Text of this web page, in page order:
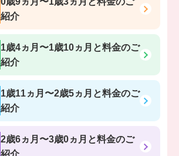
紹介
1歳4ヵ月〜1歳10ヵ月 と料金のご
紹介
1歳11ヵ月〜2歳5ヵ月 と料金のご
紹介
2歳6ヵ月〜3歳0ヵ月 と料金のご